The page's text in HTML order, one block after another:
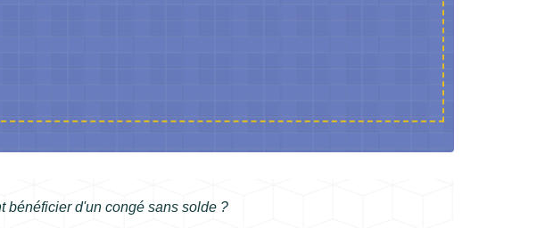
bénéficier d'un congé sans solde ?